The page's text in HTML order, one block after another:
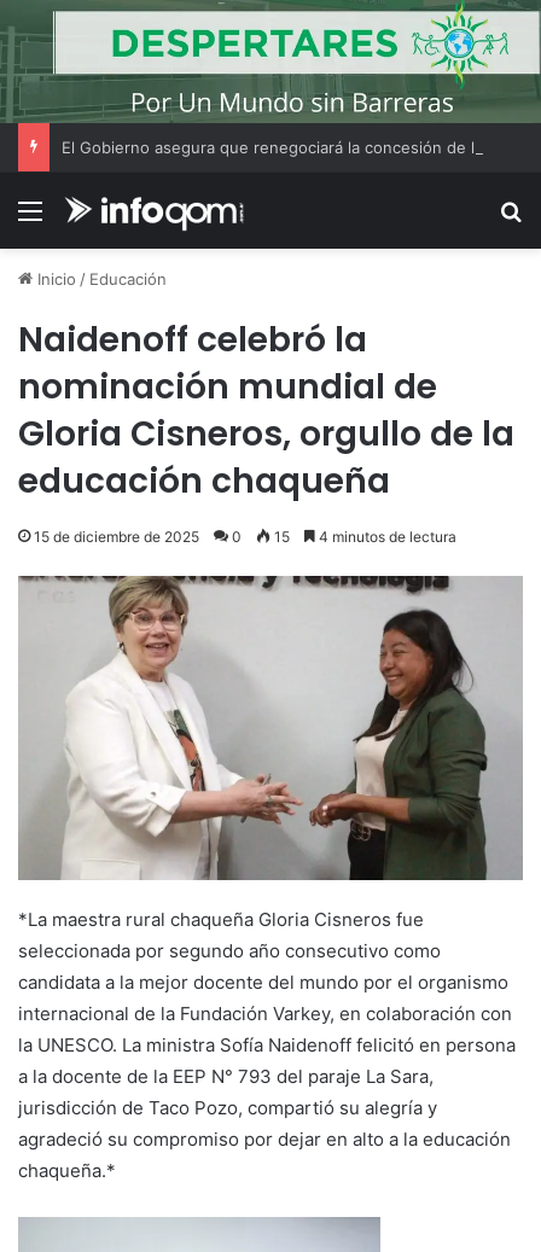
Menú
Inicio / Educación
Naidenoff celebró la
nominación mundial de
Gloria Cisneros, orgullo de la
educación chaqueña
15 de diciembre de 2025 0 15 4 minutos de lectura
*La maestra rural chaqueña Gloria Cisneros fue
seleccionada por segundo año consecutivo como
candidata a la mejor docente del mundo por el organismo
internacional de la Fundación Varkey, en colaboración con
la UNESCO. La ministra Sofía Naidenoff felicitó en persona
a la docente de la EEP N° 793 del paraje La Sara,
jurisdicción de Taco Pozo, compartió su alegría y
agradeció su compromiso por dejar en alto a la educación
chaqueña.*